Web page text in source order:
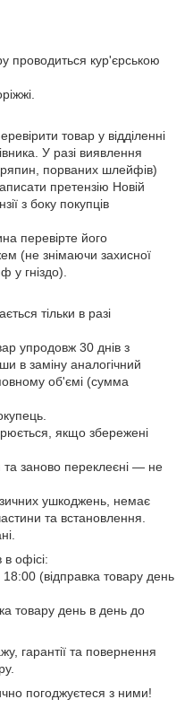
проводиться кур'єрською
товар у відділенні
У разі виявлення
порваних шлейфів)
претензію Новій
з боку покупців
перевірте його
(не знімаючи захисної
у гніздо).
тільки в разі
упродовж 30 днів з
в заміну аналогічний
об'ємі (сумма
якщо збережені
та заново переклеєні — не
ушкоджень, немає
та встановлення.
офісі:
(відправка товару день
товару день в день до
гарантії та повернення
погоджуєтеся з ними!